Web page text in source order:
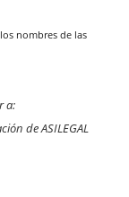
nombres de las
a:
de ASILEGAL